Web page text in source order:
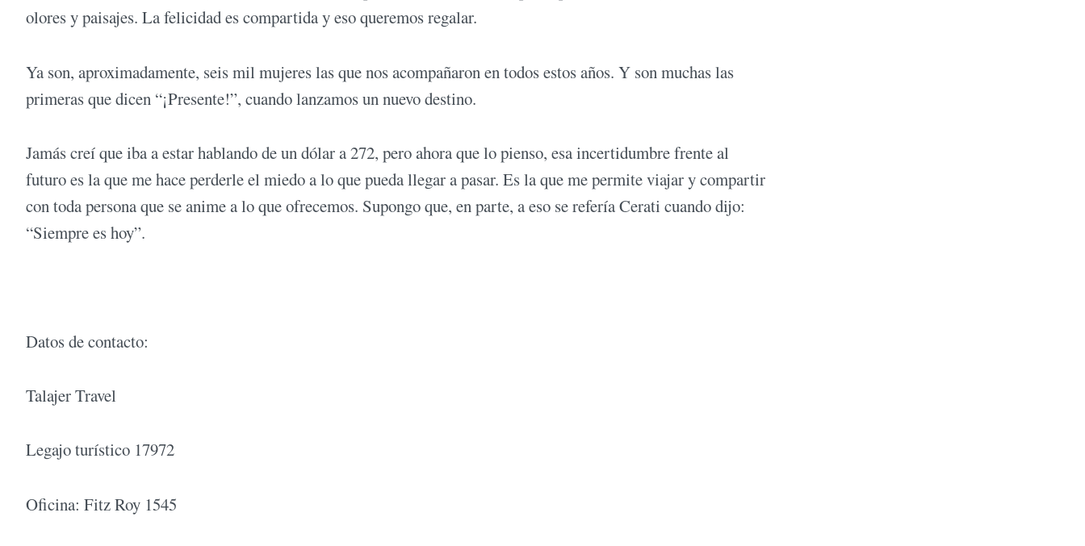
olores y paisajes. La felicidad es compartida y eso queremos regalar.
Ya son, aproximadamente, seis mil mujeres las que nos acompañaron en todos estos años. Y son muchas las
primeras que dicen “¡Presente!”, cuando lanzamos un nuevo destino.
Jamás creí que iba a estar hablando de un dólar a 272, pero ahora que lo pienso, esa incertidumbre frente al
futuro es la que me hace perderle el miedo a lo que pueda llegar a pasar. Es la que me permite viajar y compartir
con toda persona que se anime a lo que ofrecemos. Supongo que, en parte, a eso se refería Cerati cuando dijo:
“Siempre es hoy”.
Datos de contacto:
Talajer Travel
Legajo turístico 17972
Oficina: Fitz Roy 1545